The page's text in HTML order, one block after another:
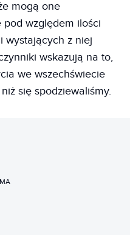
mogą one
względem ilości
wystających z niej
wskazują na to,
we wszechświecie
się spodziewaliśmy.